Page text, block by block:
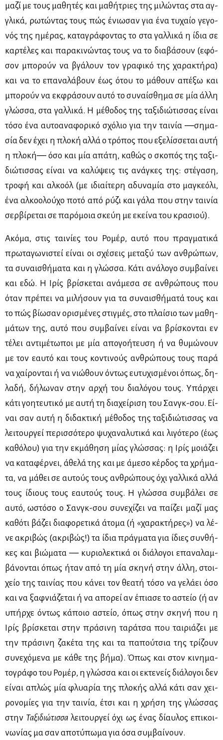
μα­ζί με τους μα­θη­τές και μα­θή­τριες της μι­λώ­ντας στα αγ­
γλι­κά, ρω­τώ­ντας τους πώς ένιω­σαν για ένα τυ­χαίο γε­γο­
νός της ημέ­ρας, κα­τα­γρά­φο­ντας το στα γαλ­λι­κά η ίδια σε
καρ­τέ­λες και πα­ρα­κι­νώ­ντας τους να το δια­βά­σουν (εφό­
σον μπο­ρούν να βγά­λουν τον γρα­φι­κό της χα­ρα­κτή­ρα)
και να το επα­να­λά­βουν έως ότου το μά­θουν απέ­ξω και
μπο­ρούν να εκ­φρά­σουν αυ­τό το συ­ναί­σθη­μα σε μία άλ­λη
γλώσ­σα, στα γαλ­λι­κά. Η μέ­θο­δος της τα­ξι­διώ­τισ­σας εί­ναι
τό­σο ένα αυ­το­α­να­φο­ρι­κό σχό­λιο για την ται­νία ―ση­μα­
σία δεν έχει η πλο­κή αλ­λά ο τρό­πος που εξε­λίσ­σε­ται αυ­τή
η πλο­κή― όσο και μία απά­τη, κα­θώς ο σκο­πός της τα­ξι­
διώ­τισ­σας εί­ναι να κα­λύ­ψεις τις ανά­γκες της: στέ­γα­ση,
τρο­φή και αλ­κο­όλ (με ιδιαί­τε­ρη αδυ­να­μία στο μα­γκε­ό­λι,
ένα αλ­κο­ο­λού­χο πο­τό από ρύ­ζι και γά­λα που στην ται­νία
σερ­βί­ρε­ται σε πα­ρό­μοια σκεύη με εκεί­να του κρα­σιού).
Ακό­μα, στις ται­νί­ες του Ρο­μέρ, αυ­τό που πραγ­μα­τι­κά
πρω­τα­γω­νι­στεί εί­ναι οι σχέ­σεις με­τα­ξύ των αν­θρώ­πων,
τα συ­ναι­σθή­μα­τα και η γλώσ­σα. Κά­τι ανά­λο­γο συμ­βαί­νει
και εδώ. Η Ιρίς βρί­σκε­ται ανά­με­σα σε αν­θρώ­πους που
όταν πρέ­πει να μι­λή­σουν για τα συ­ναι­σθή­μα­τά τους και
το πώς βί­ω­σαν ορι­σμέ­νες στιγ­μές, στο πλαί­σιο των μα­θη­
μά­των της, αυ­τό που συμ­βαί­νει εί­ναι να βρί­σκο­νται εν
τέ­λει αντι­μέ­τω­ποι με μία απο­γο­ή­τευ­ση ή να θυ­μώ­νουν
με τον εαυ­τό και τους κο­ντι­νούς αν­θρώ­πους τους πα­ρά
να χαί­ρο­νται ή να νιώ­θουν όντως ευ­τυ­χι­σμέ­νοι όπως, δη­
λα­δή, δή­λω­ναν στην αρ­χή του δια­λό­γου τους. Υπάρ­χει
κά­τι γοη­τευ­τι­κό με αυ­τή τη δια­χεί­ρι­ση του Σανγκ-σου. Εί­
ναι σαν αυ­τή η δι­δα­κτι­κή μέ­θο­δος της τα­ξι­διώ­τισ­σας να
λει­τουρ­γεί πε­ρισ­σό­τε­ρο ψυ­χα­να­λυ­τι­κά και λι­γό­τε­ρο (έως
κα­θό­λου) για την εκ­μά­θη­ση μί­ας γλώσ­σας: η Ιρίς μοιά­ζει
να κα­τα­φέρ­νει, άθε­λά της και με άμε­σο κέρ­δος τα χρή­μα­
τα, να μά­θει σε αυ­τούς τους αν­θρώ­πους όχι γαλ­λι­κά αλ­λά
τους ίδιους τους εαυ­τούς τους. Η γλώσ­σα συμ­βά­λει σε
αυ­τό, ωστό­σο ο Σανγκ-σου συ­νε­χί­ζει να παί­ζει μα­ζί μας
κα­θό­τι βά­ζει δια­φο­ρε­τι­κά άτο­μα (ή «χα­ρα­κτή­ρες») να λέ­
νε ακρι­βώς (ακρι­βώς!) τα ίδια πράγ­μα­τα για ίδιες συν­θή­
κες και βιώ­μα­τα ― κυ­ριο­λε­κτι­κά οι διά­λο­γοι επα­να­λαμ­
βά­νο­νται όπως ήταν από τη μία σκη­νή στην άλ­λη, στοι­
χείο της ται­νί­ας που κά­νει τον θε­α­τή τό­σο να γε­λά­ει όσο
και να ξαφ­νιά­ζε­ται ή να απο­ρεί αν έπια­σε το αστείο (ή αν
υπήρ­χε όντως κά­ποιο αστείο, όπως στην σκη­νή που η
Ιρίς βρί­σκε­ται στην πρά­σι­νη τα­ρά­τσα που ται­ριά­ζει με
την πρά­σι­νη ζα­κέ­τα της και τα πα­πού­τσια της τρί­ζουν
συ­νε­χό­με­να με κά­θε της βή­μα). Όπως και στον κι­νη­μα­
το­γρά­φο του Ρο­μέρ, η γλώσ­σα και οι εκτε­νείς διά­λο­γοι δεν
εί­ναι απλώς μία φλυα­ρία της πλο­κής αλ­λά κά­τι σαν χει­
ρο­νο­μί­ες για την ται­νία, έτσι και η χρή­ση της γλώσ­σας
στην Τα­ξι­διώ­τισ­σαλει­τουρ­γεί όχι ως ένας δί­αυ­λος επι­κοι­
νω­νί­ας μα σαν απο­τύ­πω­μα για όσα συμ­βαί­νουν.